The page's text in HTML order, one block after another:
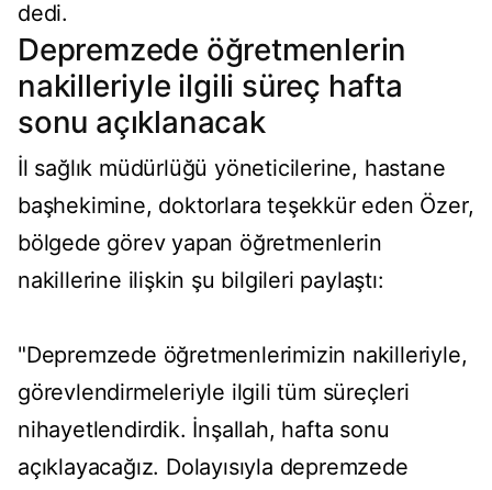
dedi.
Depremzede öğretmenlerin
nakilleriyle ilgili süreç hafta
sonu açıklanacak
İl sağlık müdürlüğü yöneticilerine, hastane
başhekimine, doktorlara teşekkür eden Özer,
bölgede görev yapan öğretmenlerin
nakillerine ilişkin şu bilgileri paylaştı:
"Depremzede öğretmenlerimizin nakilleriyle,
görevlendirmeleriyle ilgili tüm süreçleri
nihayetlendirdik. İnşallah, hafta sonu
açıklayacağız. Dolayısıyla depremzede